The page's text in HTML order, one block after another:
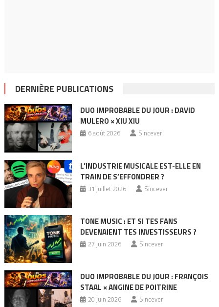
DERNIÈRE PUBLICATIONS
DUO IMPROBABLE DU JOUR : DAVID
MULERO × XIU XIU
6 août 2026 Sincever
L’INDUSTRIE MUSICALE EST-ELLE EN
TRAIN DE S’EFFONDRER ?
31 juillet 2026 Sincever
TONE MUSIC : ET SI TES FANS
DEVENAIENT TES INVESTISSEURS ?
27 juin 2026 Sincever
DUO IMPROBABLE DU JOUR : FRANÇOIS
STAAL × ANGINE DE POITRINE
20 juin 2026 Sincever